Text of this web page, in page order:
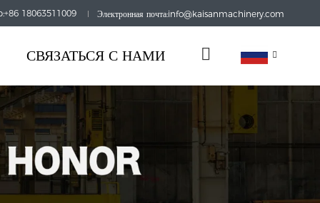
18063511009 Электронная почта:info@kaisanmachinery.com
СВЯЗАТЬСЯ С НАМИ